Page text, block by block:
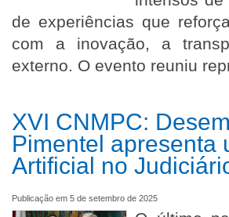
de experiências que
com a inovação, a
externo. O evento reuniu
XVI CNMPC:
Pimentel apresenta
Artificial no
Publicação em 5 de setembro de 2025